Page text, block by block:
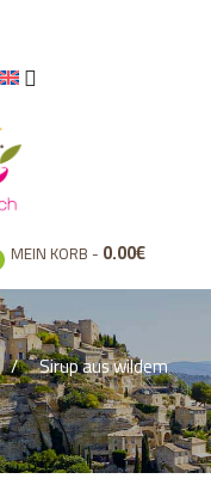
MEIN KORB 0.00€
Sirup aus wildem